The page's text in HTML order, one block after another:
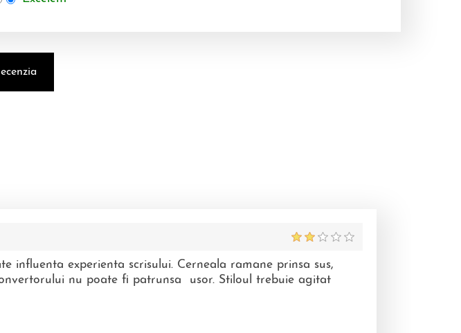
influenta experienta scrisului. Cerneala ramane prinsa sus,
nu poate fi patrunsa usor. Stiloul trebuie agitat